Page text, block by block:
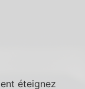
éteignez